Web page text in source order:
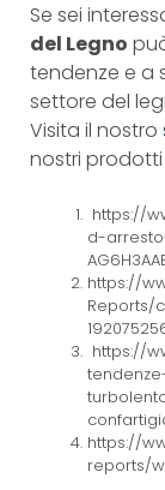
Se sei
del Legno
tendenze e a
settore del
Visita il nostro
nostri prodotti
https://
d-
https://
Reports/
https://
https://
reports/